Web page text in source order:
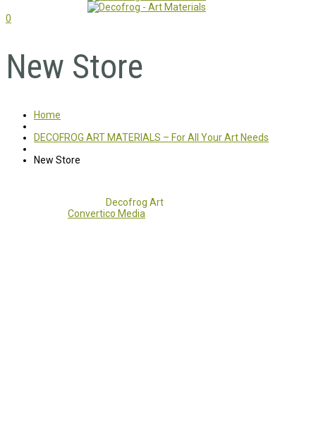
0
New Store
Home
DECOFROG ART MATERIALS – For All Your Art Needs
New Store
Decofrog Art
Convertico Media